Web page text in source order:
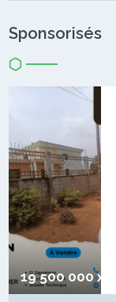
Sponsorisés
19 500 000 xaf